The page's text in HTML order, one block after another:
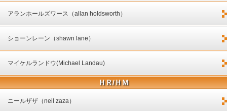
アランホールズワース（allan holdsworth）
ショーンレーン（shawn lane）
マイケルランドウ(Michael Landau)
ＨＲ/ＨＭ
ニールザザ（neil zaza）